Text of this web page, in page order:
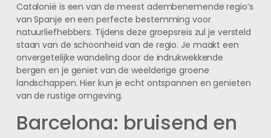
Catalonië is een van de meest adembenemende regio’s
van Spanje en een perfecte bestemming voor
natuurliefhebbers. Tijdens deze groepsreis zul je versteld
staan van de schoonheid van de regio. Je maakt een
onvergetelijke wandeling door de indrukwekkende
bergen en je geniet van de weelderige groene
landschappen. Hier kun je echt ontspannen en genieten
van de rustige omgeving.
Barcelona: bruisend en